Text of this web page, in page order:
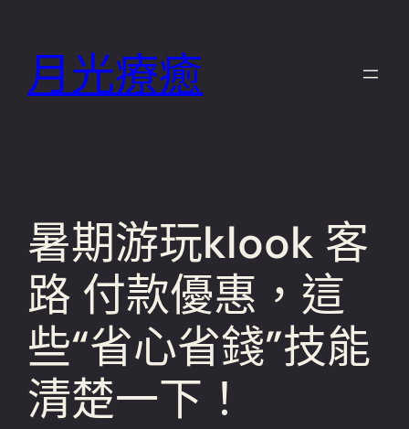
月光療癒
暑期游玩klook 客
路 付款優惠，這
些“省心省錢”技能
清楚一下！